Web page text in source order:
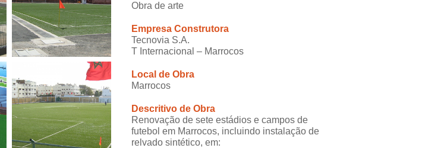
Obra de arte
Empresa Construtora
Tecnovia S.A.
T Internacional – Marrocos
Local de Obra
Marrocos
Descritivo de Obra
Renovação de sete estádios e campos de
futebol em Marrocos, incluindo instalação de
relvado sintético, em: